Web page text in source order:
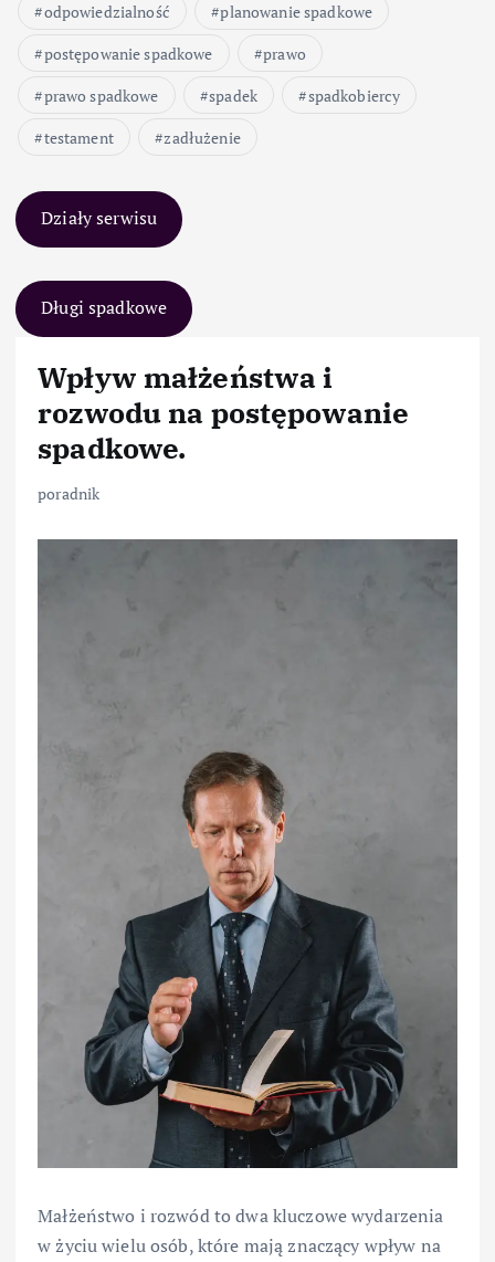
odpowiedzialność
planowanie spadkowe
postępowanie spadkowe
prawo
prawo spadkowe
spadek
spadkobiercy
testament
zadłużenie
Działy serwisu
Długi spadkowe
Wpływ małżeństwa i
rozwodu na postępowanie
spadkowe.
poradnik
Małżeństwo i rozwód to dwa kluczowe wydarzenia
w życiu wielu osób, które mają znaczący wpływ na